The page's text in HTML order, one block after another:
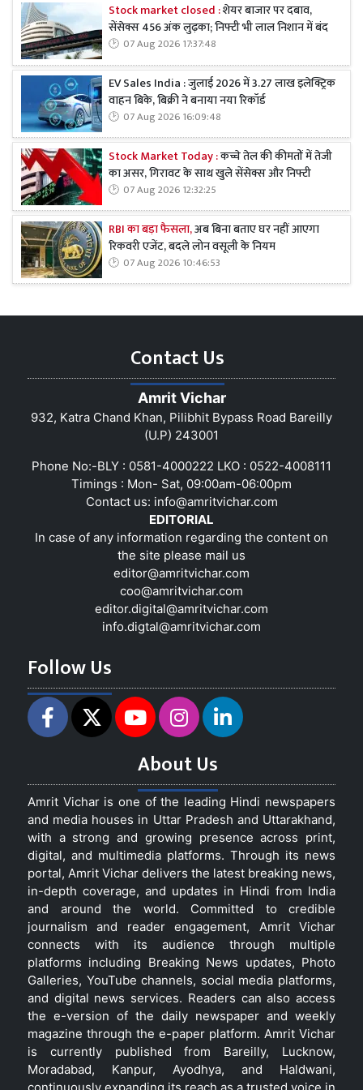
Stock market closed :शेयर बाजार पर दबाव,
सेंसेक्स 456 अंक लुढ़का; निफ्टी भी लाल निशान में बंद
07 Aug 2026 17:37:48
EV Sales India : जुलाई 2026 में 3.27 लाख इलेक्ट्रिक
वाहन बिके, बिक्री ने बनाया नया रिकॉर्ड
07 Aug 2026 16:09:48
Stock Market Today :कच्चे तेल की कीमतों में तेजी
का असर, गिरावट के साथ खुले सेंसेक्स और निफ्टी
07 Aug 2026 12:32:25
RBI का बड़ा फैसला,अब बिना बताए घर नहीं आएगा
रिकवरी एजेंट, बदले लोन वसूली के नियम
07 Aug 2026 10:46:53
Contact Us
Amrit Vichar
932, Katra Chand Khan, Pilibhit Bypass Road Bareilly
(U.P) 243001
Phone No:-BLY : 0581-4000222 LKO : 0522-4008111
Timings : Mon- Sat, 09:00am-06:00pm
Contact us: info@amritvichar.com
EDITORIAL
In case of any information regarding the content on
the site please mail us
editor@amritvichar.com
coo@amritvichar.com
editor.digital@amritvichar.com
info.digtal@amritvichar.com
Follow Us
About Us
Amrit Vichar is one of the leading Hindi newspapers
and media houses in Uttar Pradesh and Uttarakhand,
with a strong and growing presence across print,
digital, and multimedia platforms. Through its news
portal, Amrit Vichar delivers the latest breaking news,
in-depth coverage, and updates in Hindi from India
and around the world. Committed to credible
journalism and reader engagement, Amrit Vichar
connects with its audience through multiple
platforms including Breaking News updates, Photo
Galleries, YouTube channels, social media platforms,
and digital news services. Readers can also access
the e-version of the daily newspaper and weekly
magazine through the e-paper platform. Amrit Vichar
is currently published from Bareilly, Lucknow,
Moradabad, Kanpur, Ayodhya, and Haldwani,